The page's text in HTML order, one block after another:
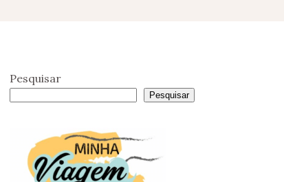
Pesquisar
Pesquisar